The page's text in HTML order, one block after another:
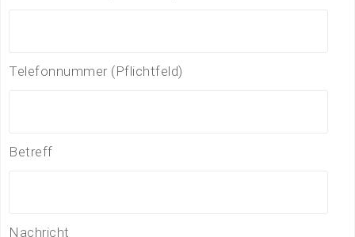
Telefonnummer (Pflichtfeld)
Betreff
Nachricht